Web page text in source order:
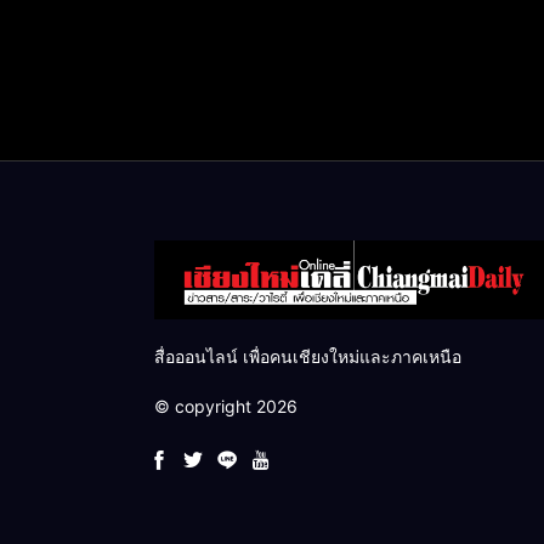
สื่อออนไลน์ เพื่อคนเชียงใหม่และภาคเหนือ
© copyright 2026